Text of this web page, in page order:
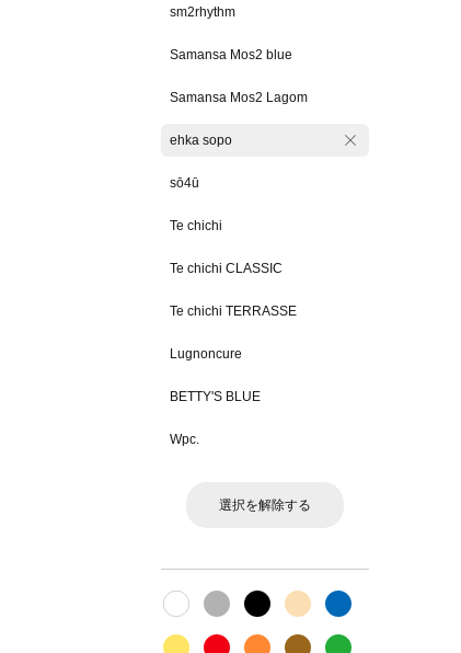
sm2rhythm
Samansa Mos2 blue
Samansa Mos2 Lagom
ehka sopo
sō4ū
Te chichi
Te chichi CLASSIC
Te chichi TERRASSE
Lugnoncure
BETTY'S BLUE
Wpc.
選択を解除する